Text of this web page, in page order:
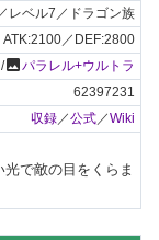
レベル7／ドラゴン族
ATK:2100／DEF:2800
/photoパラレル+ウルトラ
62397231
収録／公式／Wiki
で敵の目をくらま